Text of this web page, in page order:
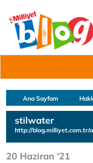
Ana Sayfam
stilwater
http://blog.milliyet.com.tr/
20 Haziran '21